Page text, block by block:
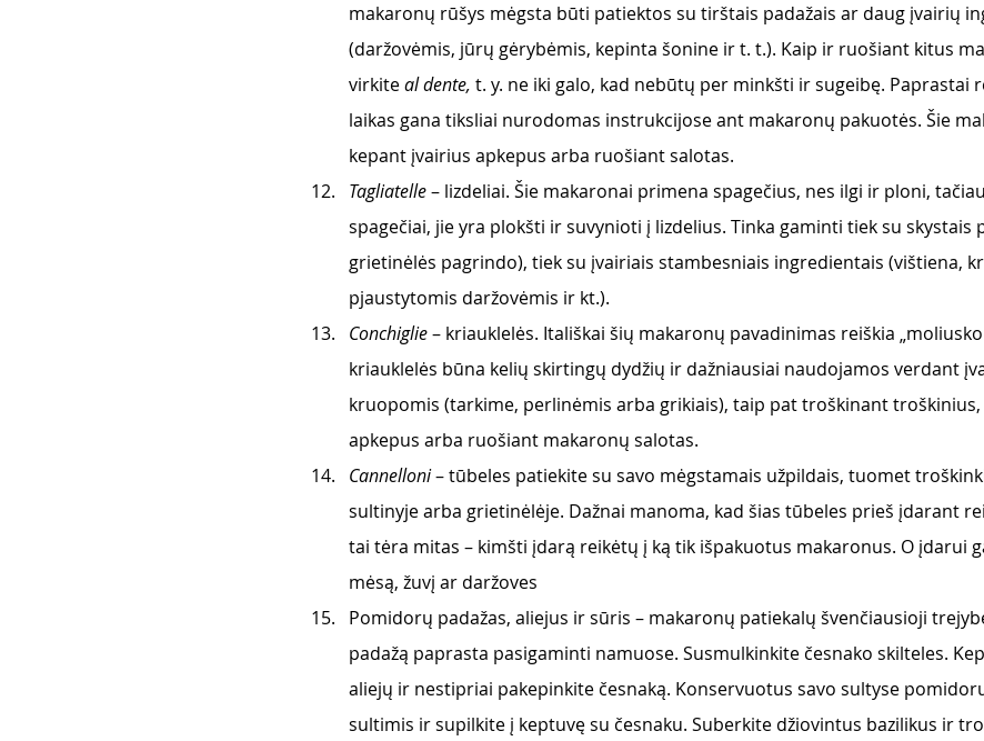
makaronų rūšys mėgsta būti patiektos su tirštais padažais ar daug įvairių
(daržovėmis, jūrų gėrybėmis, kepinta šonine ir t. t.). Kaip ir ruošiant kitus
virkite al dente, t. y. ne iki galo, kad nebūtų per minkšti ir sugeibę. Paprastai
laikas gana tiksliai nurodomas instrukcijose ant makaronų pakuotės. Šie
kepant įvairius apkepus arba ruošiant salotas.
Tagliatelle – lizdeliai. Šie makaronai primena spagečius, nes ilgi ir ploni,
spagečiai, jie yra plokšti ir suvynioti į lizdelius. Tinka gaminti tiek su skystais
grietinėlės pagrindo), tiek su įvairiais stambesniais ingredientais (vištiena,
pjaustytomis daržovėmis ir kt.).
Conchiglie – kriauklelės. Itališkai šių makaronų pavadinimas reiškia „moliusko
kriauklelės būna kelių skirtingų dydžių ir dažniausiai naudojamos verdant
kruopomis (tarkime, perlinėmis arba grikiais), taip pat troškinant
apkepus arba ruošiant makaronų salotas.
Cannelloni – tūbeles patiekite su savo mėgstamais užpildais, tuomet
sultinyje arba grietinėlėje. Dažnai manoma, kad šias tūbeles prieš įdarant
tai tėra mitas – kimšti įdarą reikėtų į ką tik išpakuotus makaronus. O įdarui
mėsą, žuvį ar daržoves
Pomidorų padažas, aliejus ir sūris – makaronų patiekalų švenčiausioji
padažą paprasta pasigaminti namuose. Susmulkinkite česnako skilteles.
aliejų ir nestipriai pakepinkite česnaką. Konservuotus savo sultyse
sultimis ir supilkite į keptuvę su česnaku. Suberkite džiovintus bazilikus ir